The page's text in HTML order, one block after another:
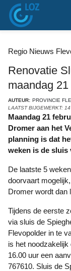
Regio Nieuws
Renovatie
maandag
AUTEUR: PROVINCIE
LAATST BIJGEWERKT:
Maandag 21 februari start de renovatie van Sluis de Blauwe
Dromer aan het
planning is dat
weken is de sluis
De laatste 5 weken, vanaf 4 april is er twee keer per dag een
doorvaart
Dromer wordt dan
Tijdens de eerste zes weken is het mogelijk om op de vrijdagen
via sluis de
Flevopolder in te
is het
16.00 uur een
767610. Sluis de